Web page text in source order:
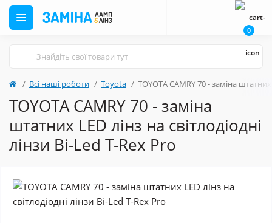
0
Всі наші роботи Toyota TOYOTA CAMRY 70 - заміна штатних
TOYOTA CAMRY 70 - заміна
штатних LED лінз на світлодіодні
лінзи Bi-Led T-Rex Pro